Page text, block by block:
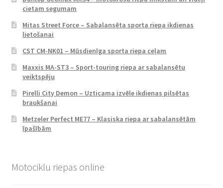
cietam segumam
Mitas Street Force – Sabalansēta sporta riepa ikdienas
lietošanai
CST CM-NK01 – Mūsdienīga sporta riepa ceļam
Maxxis MA-ST3 – Sport-touring riepa ar sabalansētu
veiktspēju
Pirelli City Demon – Uzticama izvēle ikdienas pilsētas
braukšanai
Metzeler Perfect ME77 – Klasiska riepa ar sabalansētām
īpašībām
Motociklu riepas online